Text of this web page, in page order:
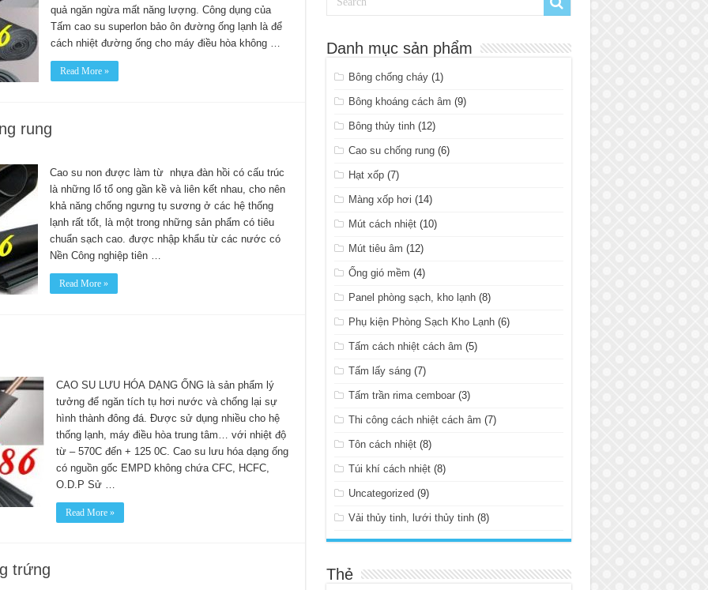
quả ngăn ngừa mất năng lượng. Công dụng của
Tấm cao su superlon bảo ôn đường ống lạnh là để
cách nhiệt đường ống cho máy điều hòa không …
Read More »
rung
Cao su non được làm từ nhựa đàn hồi có cấu trúc
là những lổ tổ ong gần kề và liên kết nhau, cho nên
khả năng chống ngưng tụ sương ở các hệ thống
lạnh rất tốt, là một trong những sản phẩm có tiêu
chuẩn sạch cao. được nhập khẩu từ các nước có
Nền Công nghiệp tiên …
Read More »
CAO SU LƯU HÓA DẠNG ỐNG là sản phẩm lý
tưởng để ngăn tích tụ hơi nước và chống lại sự
hình thành đông đá. Được sử dụng nhiều cho hệ
thống lạnh, máy điều hòa trung tâm… với nhiệt độ
từ – 570C đến + 125 0C. Cao su lưu hóa dạng ống
có nguồn gốc EMPD không chứa CFC, HCFC,
O.D.P Sử …
Read More »
trứng
Danh mục sản phẩm
Bông chống cháy (1)
Bông khoáng cách âm (9)
Bông thủy tinh (12)
Cao su chống rung (6)
Hạt xốp (7)
Màng xốp hơi (14)
Mút cách nhiệt (10)
Mút tiêu âm (12)
Ống gió mềm (4)
Panel phòng sạch, kho lạnh (8)
Phụ kiện Phòng Sạch Kho Lạnh (6)
Tấm cách nhiệt cách âm (5)
Tấm lấy sáng (7)
Tấm trần rima cemboar (3)
Thi công cách nhiệt cách âm (7)
Tôn cách nhiệt (8)
Túi khí cách nhiệt (8)
Uncategorized (9)
Vải thủy tinh, lưới thủy tinh (8)
Thẻ